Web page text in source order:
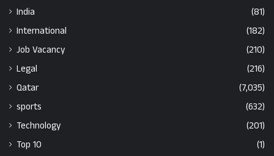
India
(81)
International
(182)
Job Vacancy
(210)
Legal
(216)
Qatar
(7,035)
sports
(632)
Technology
(201)
Top 10
(1)